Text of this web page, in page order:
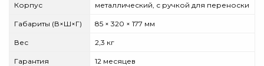
Корпус металлический, с ручкой для переноски
Габариты (В×Ш×Г) 85 × 320 × 177 мм
Вес 2,3 кг
Гарантия 12 месяцев